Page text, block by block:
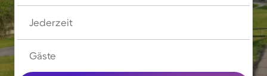
Jederzeit
Gäste